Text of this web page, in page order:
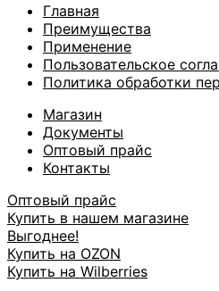
Главная
Преимущества
Применение
Пользовательское
Политика обработки
Магазин
Документы
Оптовый прайс
Контакты
Оптовый прайс
Купить в нашем магазине
Выгоднее!
Купить на OZON
Купить на Wilberries